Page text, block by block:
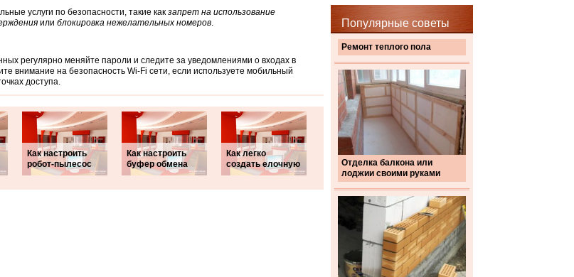
Популярные советы
Ремонт теплого пола
Отделка балкона или
лоджии своими руками
услуги по безопасности, такие как запрет на использование
или блокировка нежелательных номеров.
регулярно меняйте пароли и следите за уведомлениями о входах в
внимание на безопасность Wi-Fi сети, если используете мобильный
доступа.
Как настроить
робот-пылесос
Как настроить
буфер обмена
Как легко
создать елочную